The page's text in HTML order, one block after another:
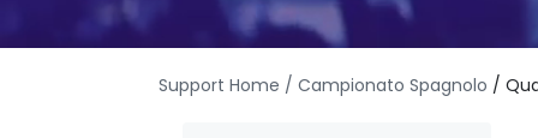
Support Home / Campionato Spagnolo /